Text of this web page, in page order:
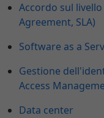
Accordo sul livello
Agreement, SLA)
Software as a
Gestione
Access
Data center